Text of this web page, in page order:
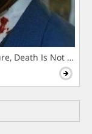
Death Is Not The